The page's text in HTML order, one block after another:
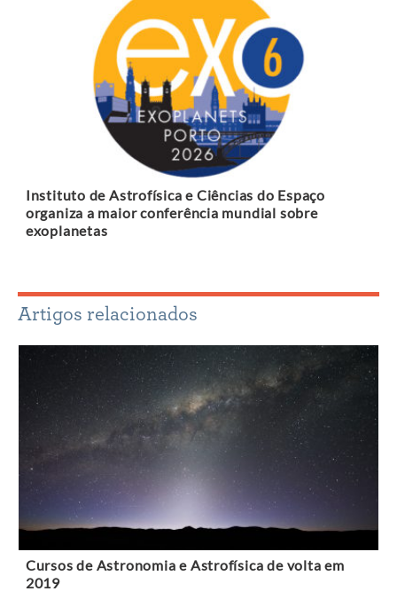
Instituto de Astrofísica e Ciências do Espaço
organiza a maior conferência mundial sobre
exoplanetas
Artigos relacionados
Cursos de Astronomia e Astrofísica de volta em
2019